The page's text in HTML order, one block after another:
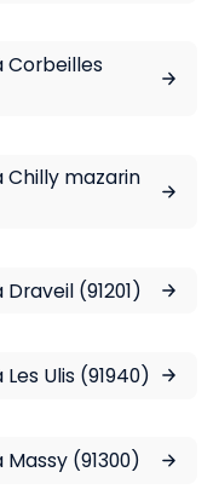
Corbeilles
Chilly mazarin
(91201)
Ulis (91940)
(91300)